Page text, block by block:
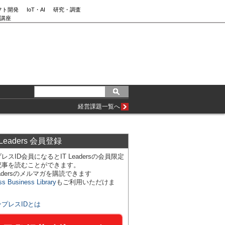
ト開発 IoT・AI
研究・調査
座
経営課題一覧へ
会員登録
スID会員になるとIT Leadersの会員限定
を読むことができます。
のメルマガを購読できます
Business Libraryもご利用いただけま
プレスIDとは